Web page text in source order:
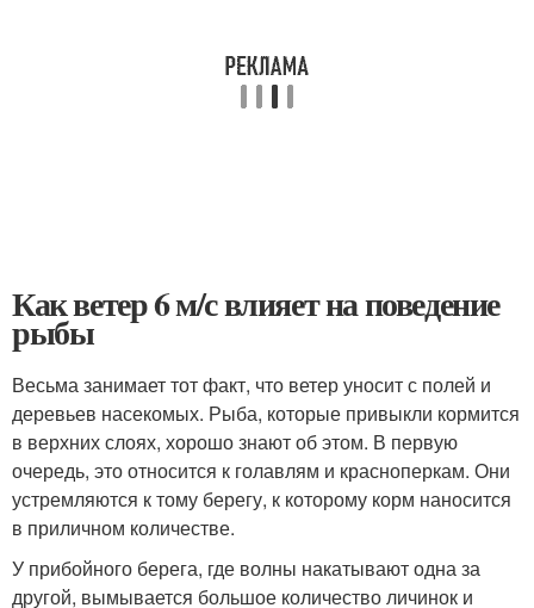
Как ветер 6 м/с влияет на поведение
рыбы
Весьма занимает тот факт, что ветер уносит с полей и
деревьев насекомых. Рыба, которые привыкли кормится
в верхних слоях, хорошо знают об этом. В первую
очередь, это относится к голавлям и красноперкам. Они
устремляются к тому берегу, к которому корм наносится
в приличном количестве.
У прибойного берега, где волны накатывают одна за
другой, вымывается большое количество личинок и